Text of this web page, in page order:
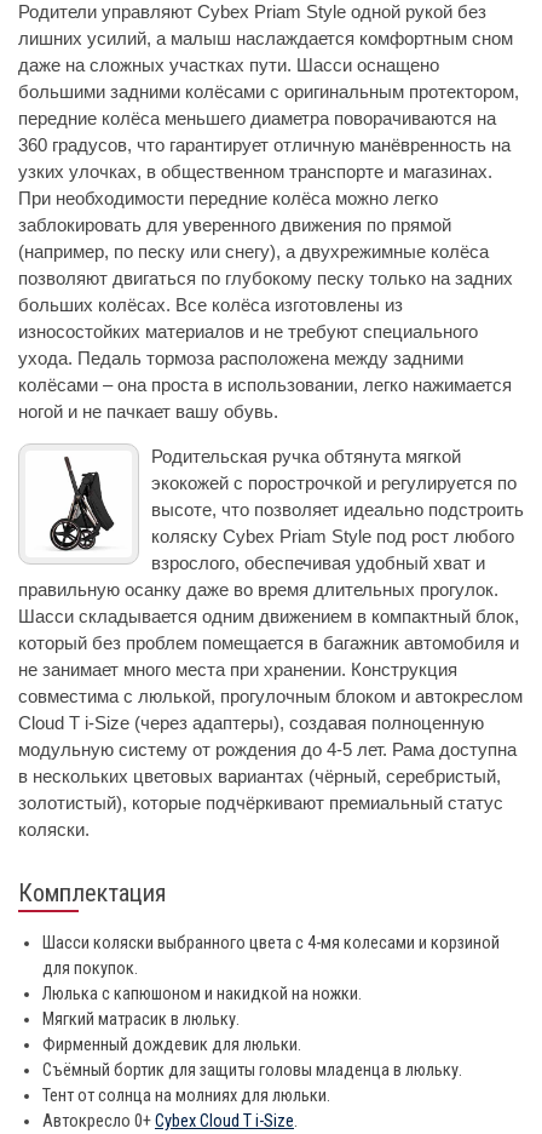
Родители управляют Cybex Priam Style одной рукой без
лишних усилий, а малыш наслаждается комфортным сном
даже на сложных участках пути. Шасси оснащено
большими задними колёсами с оригинальным протектором,
передние колёса меньшего диаметра поворачиваются на
360 градусов, что гарантирует отличную манёвренность на
узких улочках, в общественном транспорте и магазинах.
При необходимости передние колёса можно легко
заблокировать для уверенного движения по прямой
(например, по песку или снегу), а двухрежимные колёса
позволяют двигаться по глубокому песку только на задних
больших колёсах. Все колёса изготовлены из
износостойких материалов и не требуют специального
ухода. Педаль тормоза расположена между задними
колёсами – она проста в использовании, легко нажимается
ногой и не пачкает вашу обувь.
Родительская ручка обтянута мягкой
экокожей с порострочкой и регулируется по
высоте, что позволяет идеально подстроить
коляску Cybex Priam Style под рост любого
взрослого, обеспечивая удобный хват и
правильную осанку даже во время длительных прогулок.
Шасси складывается одним движением в компактный блок,
который без проблем помещается в багажник автомобиля и
не занимает много места при хранении. Конструкция
совместима с люлькой, прогулочным блоком и автокреслом
Cloud T i-Size (через адаптеры), создавая полноценную
модульную систему от рождения до 4-5 лет. Рама доступна
в нескольких цветовых вариантах (чёрный, серебристый,
золотистый), которые подчёркивают премиальный статус
коляски.
Комплектация
Шасси коляски выбранного цвета с 4-мя колесами и корзиной
для покупок.
Люлька с капюшоном и накидкой на ножки.
Мягкий матрасик в люльку.
Фирменный дождевик для люльки.
Съёмный бортик для защиты головы младенца в люльку.
Тент от солнца на молниях для люльки.
Автокресло 0+Cybex Cloud T i-Size.